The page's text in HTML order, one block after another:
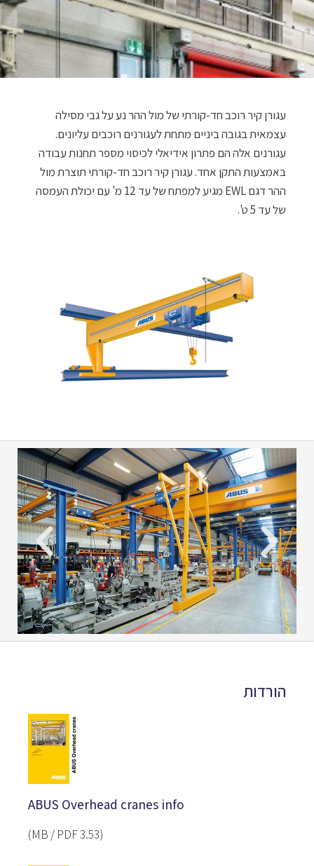
עגורן קיר רוכב חד-קורתי של מול ההר נע על גבי מסילה
עצמאית בגובה ביניים מתחת לעגורנים רוכבים עליונים.
עגורנים אלה הם פתרון אידיאלי לכיסוי מספר תחנות עבודה
באמצעות התקן אחד. עגורן קיר רוכב חד-קורתי תוצרת מול
ההר דגם EWL מגיע למִפתח של עד 12 מ' עם יכולת העמסה
של עד 5 ט'.
הורדות
ABUS Overhead cranes info
(3.53 MB / PDF)